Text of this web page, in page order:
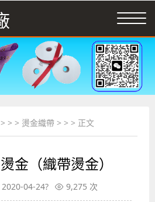
> > > 燙金織帶 > > > 正文
金（織帶燙金）
2020-04-24? 9,275 次